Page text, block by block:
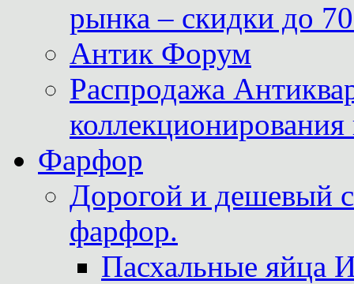
рынка – скидки до
Антик Форум
Распродажа
Фарфор
Дорогой и дешевый
фарфор.
Пасхальные яйца